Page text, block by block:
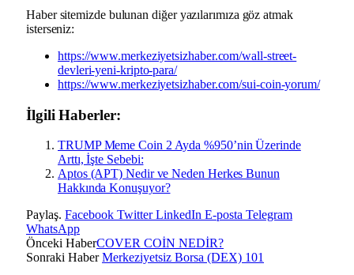
Haber sitemizde bulunan diğer yazılarımıza göz atmak
isterseniz:
https://www.merkeziyetsizhaber.com/wall-street-
devleri-yeni-kripto-para/
https://www.merkeziyetsizhaber.com/sui-coin-yorum/
İlgili Haberler:
TRUMP Meme Coin 2 Ayda %950’nin Üzerinde
Arttı, İşte Sebebi:
Aptos (APT) Nedir ve Neden Herkes Bunun
Hakkında Konuşuyor?
Paylaş. Facebook Twitter LinkedIn E-posta Telegram
WhatsApp
Önceki HaberCOVER COİN NEDİR?
Sonraki HaberMerkeziyetsiz Borsa (DEX) 101